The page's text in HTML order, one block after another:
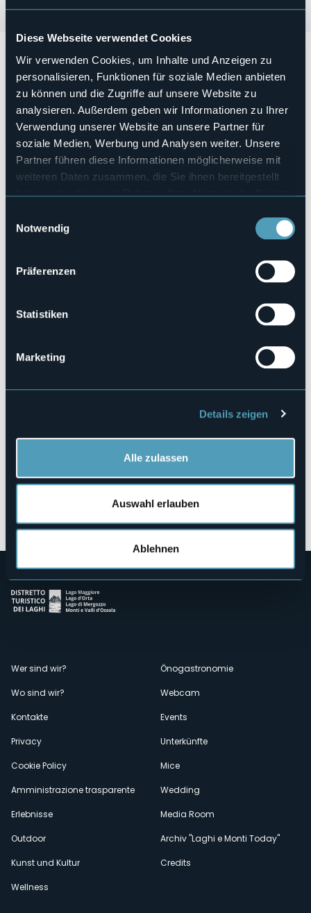
Diese Webseite verwendet Cookies
Wir verwenden Cookies, um Inhalte und Anzeigen zu
personalisieren, Funktionen für soziale Medien anbieten
zu können und die Zugriffe auf unsere Website zu
analysieren. Außerdem geben wir Informationen zu Ihrer
Verwendung unserer Website an unsere Partner für
soziale Medien, Werbung und Analysen weiter. Unsere
Partner führen diese Informationen möglicherweise mit
weiteren Daten zusammen, die Sie ihnen bereitgestellt
haben oder die sie im Rahmen Ihrer Nutzung der Dienste
Notwendig
Präferenzen
Statistiken
Marketing
Details zeigen
Alle zulassen
Auswahl erlauben
Ablehnen
Venerdì 26 luglio ore 21:00 presso la Chiesa di San
Maurizio di Ghiffanell'ambito della rassegna Ghiffa in
Musica 2024 concerto delQuintetto di Ottoni “Brass in
bras”.
Paolo Milesi, Marco Ferruggiara - trombe, Gioele Corrado -
corno, Ruben Pompilio - trombone, Gino Salvato - tuba.
Musiche di Holborne, Bernstein, Gershwin, Horowitz,
Kompanek, Nagle, Bizet.
Veranstaltungsmanager
Associazione Culturale San Leonardo APS
Chiesa di San Maurizio
Via Arcipreturale
28823 - Ghiffa (VB)
Öffnen Sie die Karte
Menù
secondario
Wer sind wir?
Wo sind wir?
Kontakte
Privacy
Cookie Policy
Amministrazione trasparente
Erlebnisse
Outdoor
Kunst und Kultur
Wellness
Önogastronomie
Webcam
Events
Unterkünfte
Mice
Wedding
Media Room
Archiv "Laghi e Monti Today"
Credits